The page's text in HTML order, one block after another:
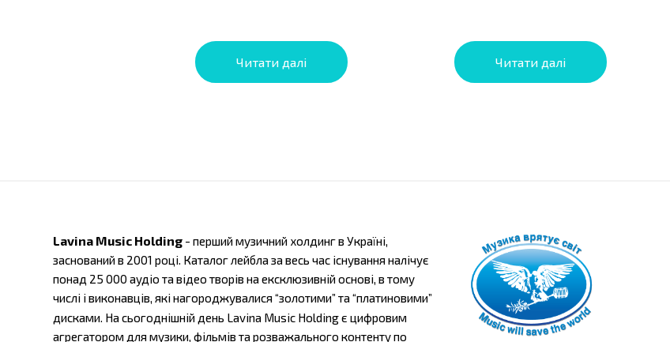
Читати далі Читати далі
Lavina Music Holding - перший музичний холдинг в Україні,
заснований в 2001 році. Каталог лейбла за весь час існування налічує
понад 25 000 аудіо та відео творів на ексклюзивній основі, в тому
числі і виконавців, які нагороджувалися “золотими” та “платиновими”
дисками. На сьогоднішній день Lavina Music Holding є цифровим
агрегатором для музики, фільмів та розважального контенту по